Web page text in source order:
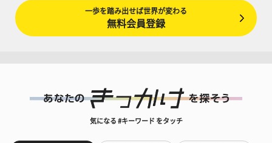
一歩を踏み出せば世界が変わる
無料会員登録
気になる #キーワード をタッチ